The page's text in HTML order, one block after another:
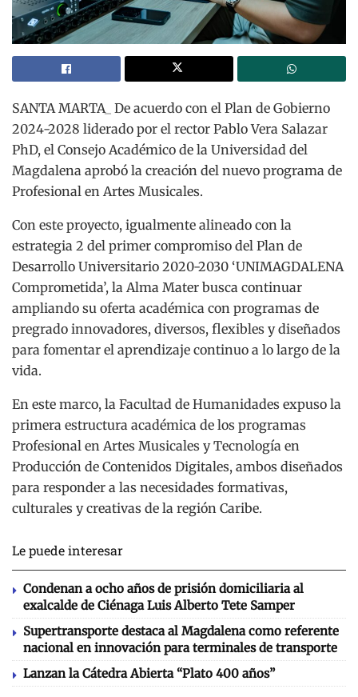
SANTA MARTA_ De acuerdo con el Plan de Gobierno
2024-2028 liderado por el rector Pablo Vera Salazar
PhD, el Consejo Académico de la Universidad del
Magdalena aprobó la creación del nuevo programa de
Profesional en Artes Musicales.
Con este proyecto, igualmente alineado con la
estrategia 2 del primer compromiso del Plan de
Desarrollo Universitario 2020-2030 ‘UNIMAGDALENA
Comprometida’, la Alma Mater busca continuar
ampliando su oferta académica con programas de
pregrado innovadores, diversos, flexibles y diseñados
para fomentar el aprendizaje continuo a lo largo de la
vida.
En este marco, la Facultad de Humanidades expuso la
primera estructura académica de los programas
Profesional en Artes Musicales y Tecnología en
Producción de Contenidos Digitales, ambos diseñados
para responder a las necesidades formativas,
culturales y creativas de la región Caribe.
Le puede interesar
Condenan a ocho años de prisión domiciliaria al
exalcalde de Ciénaga Luis Alberto Tete Samper
Supertransporte destaca al Magdalena como referente
nacional en innovación para terminales de transporte
Lanzan la Cátedra Abierta “Plato 400 años”